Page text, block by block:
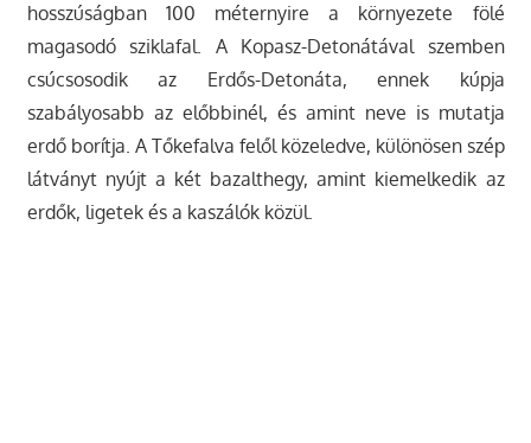
hosszúságban 100 méternyire a környezete fölé
magasodó sziklafal. A Kopasz-Detonátával szemben
csúcsosodik az Erdős-Detonáta, ennek kúpja
szabályosabb az előbbinél, és amint neve is mutatja
erdő borítja. A Tőkefalva felől közeledve, különösen szép
látványt nyújt a két bazalthegy, amint kiemelkedik az
erdők, ligetek és a kaszálók közül.